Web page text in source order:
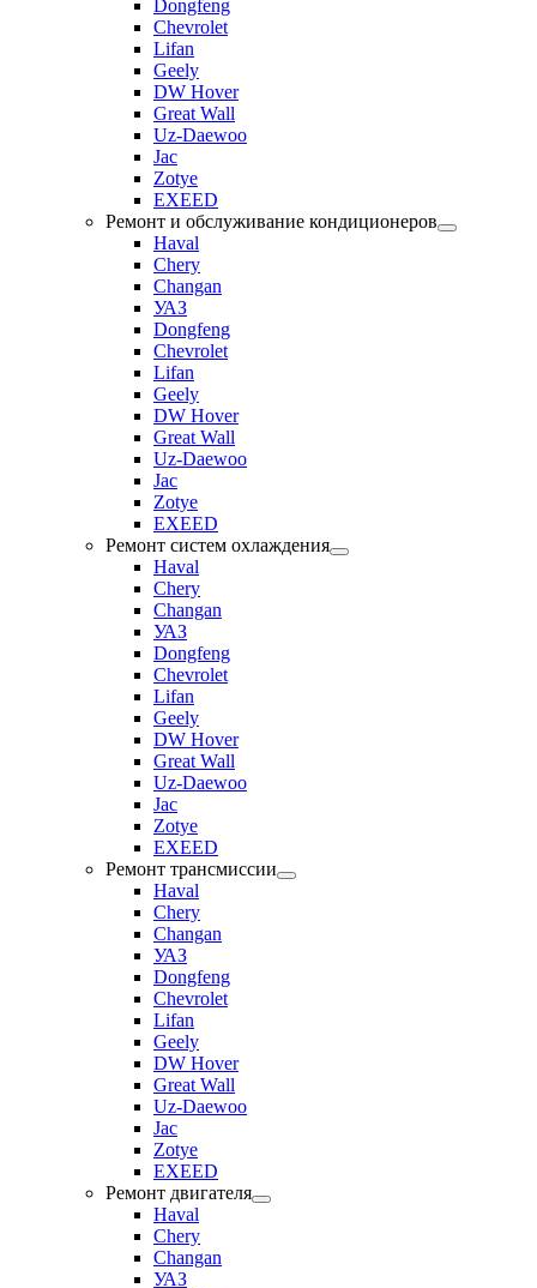
Dongfeng
Chevrolet
Lifan
Geely
DW Hover
Great Wall
Uz-Daewoo
Jac
Zotye
EXEED
Ремонт и обслуживание кондиционеров
Haval
Chery
Changan
УАЗ
Dongfeng
Chevrolet
Lifan
Geely
DW Hover
Great Wall
Uz-Daewoo
Jac
Zotye
EXEED
Ремонт систем охлаждения
Haval
Chery
Changan
УАЗ
Dongfeng
Chevrolet
Lifan
Geely
DW Hover
Great Wall
Uz-Daewoo
Jac
Zotye
EXEED
Ремонт трансмиссии
Haval
Chery
Changan
УАЗ
Dongfeng
Chevrolet
Lifan
Geely
DW Hover
Great Wall
Uz-Daewoo
Jac
Zotye
EXEED
Ремонт двигателя
Haval
Chery
Changan
УАЗ